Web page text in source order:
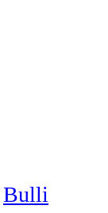
Bulli